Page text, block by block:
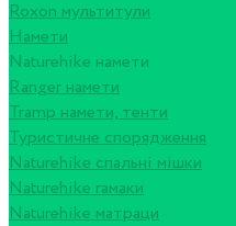
Roxon мультитули
Намети
Naturehike намети
Ranger намети
Tramp намети, тенти
Туристичне спорядження
Naturehike спальні мішки
Naturehike гамаки
Naturehike матраци